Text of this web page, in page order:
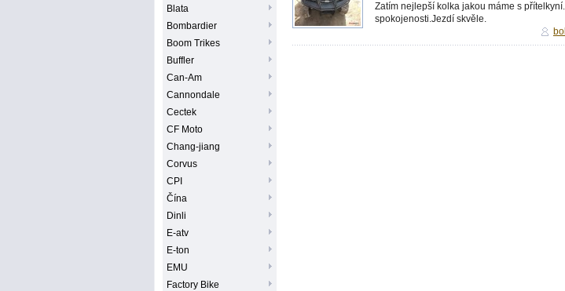
Blata
Bombardier
Boom Trikes
Buffler
Can-Am
Cannondale
Cectek
CF Moto
Chang-jiang
Corvus
CPI
Čína
Dinli
E-atv
E-ton
EMU
Factory Bike
Zatím nejlepší kolka jakou máme s
spokojenosti.Jezdí skvěle.